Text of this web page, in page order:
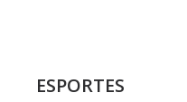
ESPORTES